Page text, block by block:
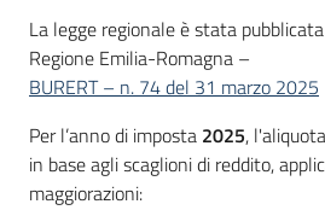
La legge regionale è stata
Regione Emilia-Romagna –
BURERT – n. 74 del 31 marzo 2025
Per l’anno di imposta 2025,
in base agli scaglioni di reddito,
maggiorazioni: